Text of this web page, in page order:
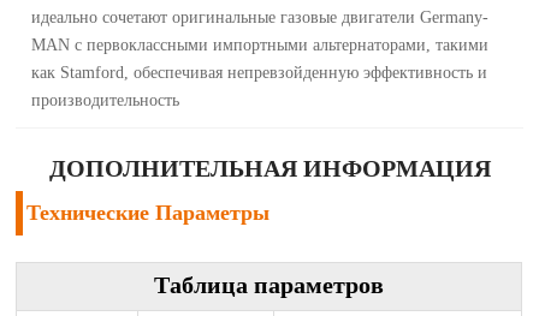
идеально сочетают оригинальные газовые двигатели Germany-
MAN с первоклассными импортными альтернаторами, такими
как Stamford, обеспечивая непревзойденную эффективность и
производительность
ДОПОЛНИТЕЛЬНАЯ ИНФОРМАЦИЯ
Технические Параметры
Таблица параметров